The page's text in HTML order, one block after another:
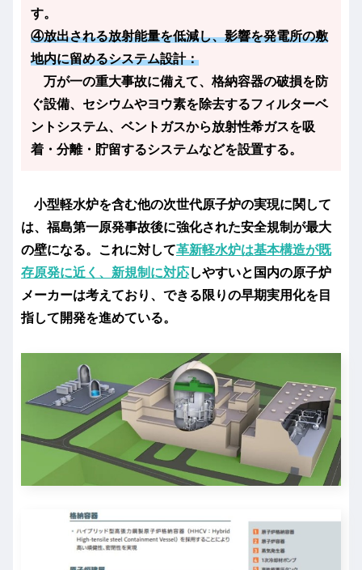
す。
④放出される放射能量を低減し、影響を発電所の敷
地内に留めるシステム設計：
万が一の重大事故に備えて、格納容器の破損を防
ぐ設備、セシウムやヨウ素を除去するフィルターベ
ントシステム、ベントガスから放射性希ガスを吸
着・分離・貯留するシステムなどを設置する。
小型軽水炉を含む他の次世代原子炉の実現に関して
は、福島第一原発事故後に強化された安全規制が最大
の壁になる。これに対して革新軽水炉は基本構造が既
存原発に近く、新規制に対応しやすいと国内の原子炉
メーカーは考えており、できる限りの早期実用化を目
指して開発を進めている。